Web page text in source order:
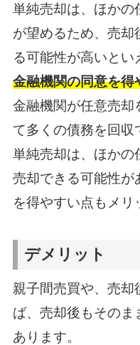
単純売却は、ほかの
が望めるため、売却
る可能性が高いとい
金融機関の同意を得
金融機関が任意売却
て多くの債務を回収
単純売却は、ほかの
売却できる可能性が
を得やすい点もメリ
デメリット
親子間売買や、売却
ば、売却後もそのま
あります。